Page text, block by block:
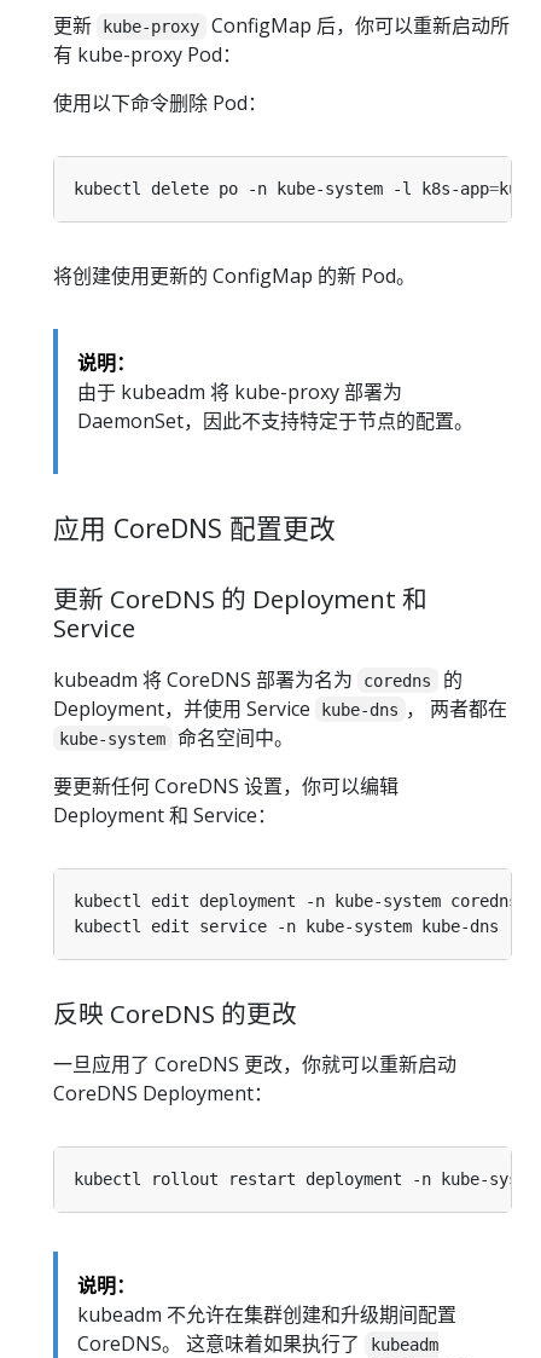
更新 kube-proxy
ConfigMap 后，你可以重新启动所
有 kube-proxy Pod：
使用以下命令删除 Pod：
kubectl delete po -n kube-system -l k8s-app=
将创建使用更新的 ConfigMap 的新 Pod。
说明：
由于 kubeadm 将 kube-proxy 部署为
DaemonSet，因此不支持特定于节点的配置。
应用 CoreDNS 配置更改
更新 CoreDNS 的 Deployment 和
Service
kubeadm 将 CoreDNS 部署为名为 coredns
的
Deployment，并使用 Service
kube-dns ， 两者都在
kube-system
命名空间中。
要更新任何 CoreDNS 设置，你可以编辑
Deployment 和 Service：
反映 CoreDNS 的更改
一旦应用了 CoreDNS 更改，你就可以重新启动
CoreDNS Deployment：
说明：
kubeadm 不允许在集群创建和升级期间配置
CoreDNS。 这意味着如果执行了
kubeadm